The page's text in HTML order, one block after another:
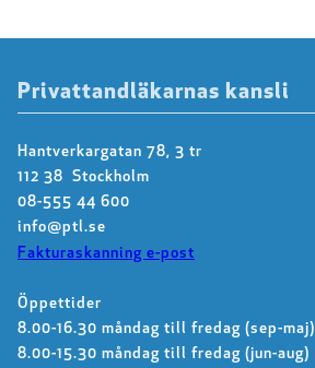
Privattandläkarnas kansli
Hantverkargatan 78, 3 tr
112 38 Stockholm
08-555 44 600
info@ptl.se
Fakturaskanning e-post
Öppettider
8.00-16.30 måndag till fredag (sep-maj)
8.00-15.30 måndag till fredag (jun-aug)